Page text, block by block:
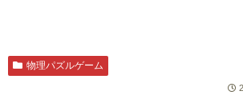
物理パズルゲーム